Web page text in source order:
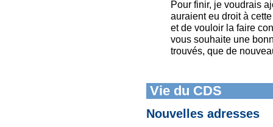
Pour finir, je voudrais
auraient eu droit à
et de vouloir la faire
vous souhaite une
trouvés, que de
Vie du CDS
Nouvelles adresses